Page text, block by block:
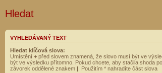
Hledat
VYHLEDÁVANÝ TEXT
Hledat klíčová slova:
Umístění + před slovem znamená, že slovo musí být ve
být ve výsledku přítomno. Pokud chcete, aby stačila shoda
závorek oddělené znakem | . Použitím * nahradíte část slova